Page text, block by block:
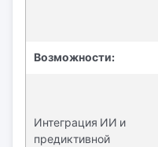
Возможности:
Интеграция ИИ и
предиктивной